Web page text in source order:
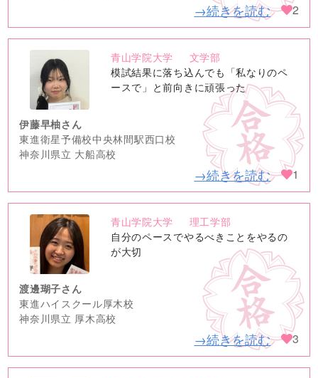
→続きを読む 2
no
image
青山学院大学
文学部
模試結果に落ち込んでも「私なりのペ
ースで」と前向きに頑張った
伊藤早柚さん
東進衛星予備校中央林間駅西口校
神奈川県立 大船高校
→続きを読む 1
no
image
青山学院大学
理工学部
自分のペースでやるべきことをやるの
が大切
渡邊瑚子さん
東進ハイスクール厚木校
神奈川県立 厚木高校
→続きを読む 3